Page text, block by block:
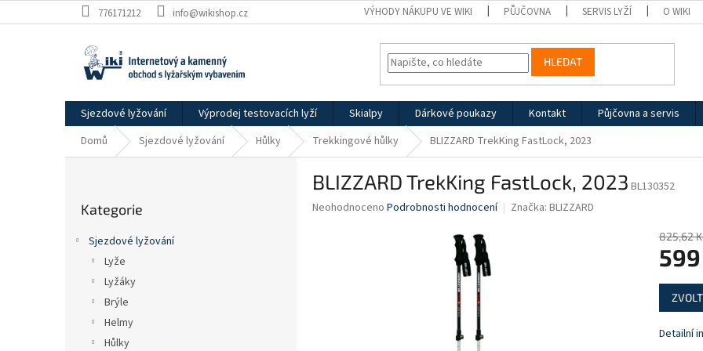
na
776171212 info@wikishop.cz VÝHODY NÁKUPU VE WIKI PŮJČOVNA SERVIS LYŽÍ O WIKI
HLEDAT
Sjezdové lyžování Výprodej testovacích lyží Skialpy Dárkové poukazy Kontakt Půjčovna a servis
Domů
Sjezdové lyžování Hůlky Trekkingové hůlky BLIZZARD TrekKing FastLock, 2023
kategorie
Kategorie
Sjezdové lyžování
Lyže
Lyžáky
Brýle
Helmy
Hůlky
BLIZZARD TrekKing FastLock, 2023 BL130352
Průměrné
Neohodnoceno Podrobnosti hodnocení Značka: BLIZZARD
825,62
Měrná
cena:
Detailní